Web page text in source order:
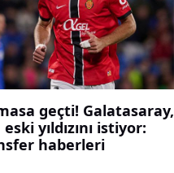
geçti! Galatasaray,
yıldızını istiyor:
haberleri